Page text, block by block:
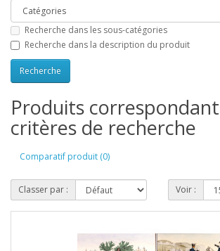
Recherche dans les sous-catégories
Recherche dans la description du produit
Produits
critères de recherche
Comparatif produit (0)
Classer par : Voir :